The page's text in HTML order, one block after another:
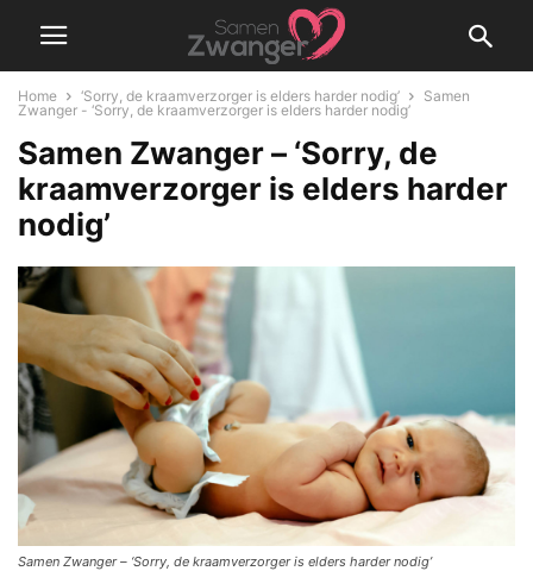
Home ‘Sorry, de kraamverzorger is elders harder nodig’
Samen
Zwanger - ‘Sorry, de kraamverzorger is elders harder nodig’
Samen Zwanger – ‘Sorry, de
kraamverzorger is elders harder
nodig’
Samen Zwanger – ‘Sorry, de kraamverzorger is elders harder nodig’